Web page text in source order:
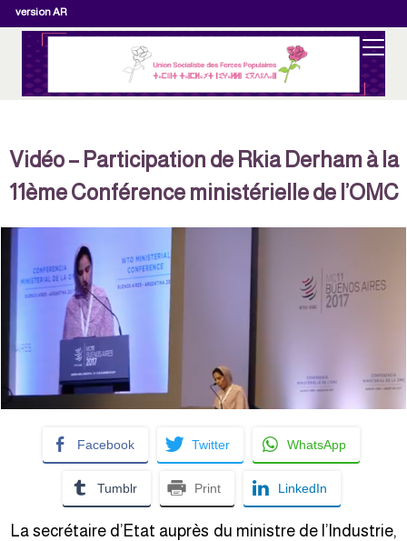
version AR
Vidéo – Participation de Rkia Derham à la
11ème Conférence ministérielle de l’OMC
Facebook Twitter WhatsApp
Tumblr Print LinkedIn
La secrétaire d’Etat auprès du ministre de l’Industrie,